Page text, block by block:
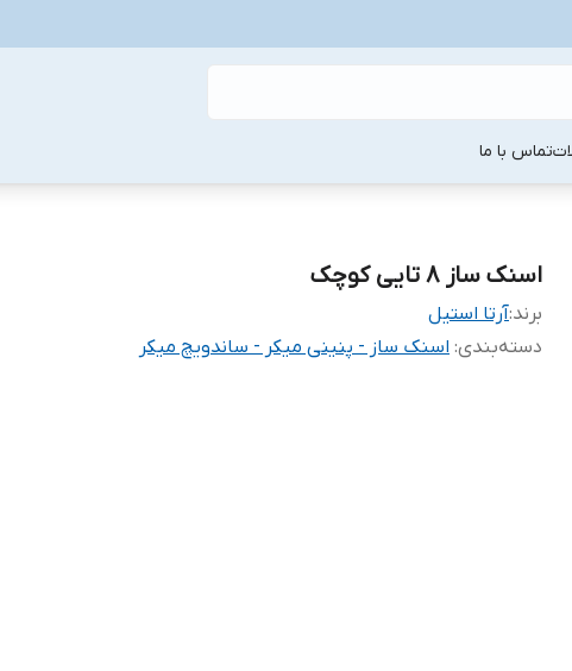
تماس با ما
اسنک ساز 8 تایی کوچک
برند:آرتا استیل
دسته‌بندی: اسنک ساز - پنینی میکر - ساندویچ میکر